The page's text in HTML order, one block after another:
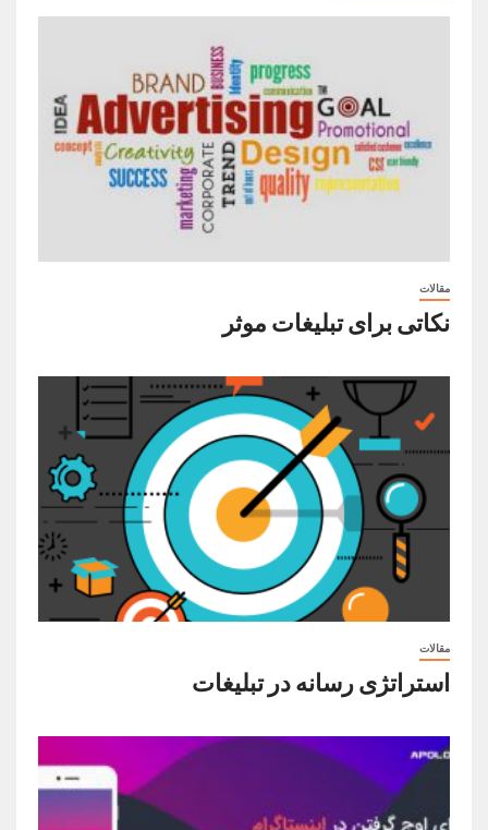
مقالات
نکاتی برای تبلیغات موثر
مقالات
استراتژی رسانه در تبلیغات